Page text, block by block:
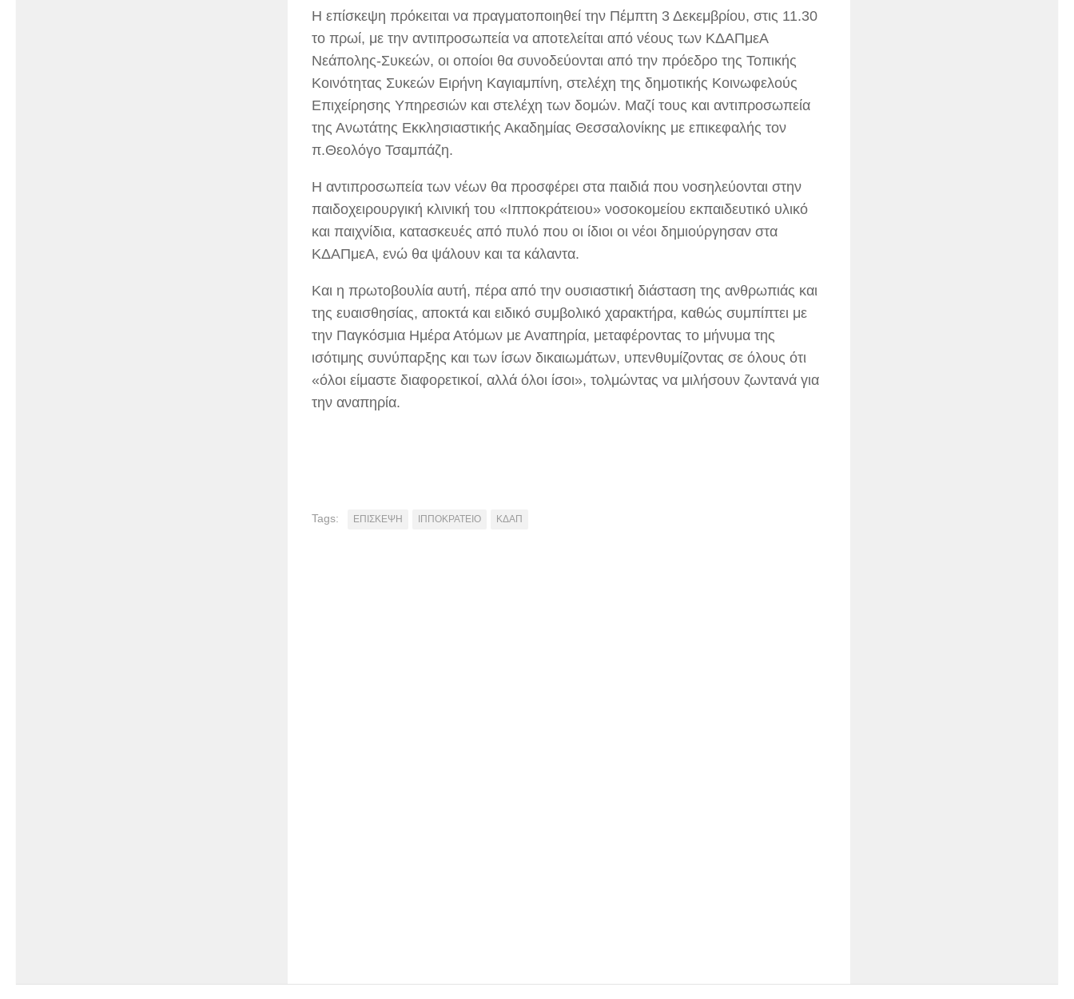
Η επίσκεψη πρόκειται να πραγματοποιηθεί την Πέμπτη 3 Δεκεμβρίου, στις 11.30
το πρωί, με την αντιπροσωπεία να αποτελείται από νέους των ΚΔΑΠμεΑ
Νεάπολης-Συκεών, οι οποίοι θα συνοδεύονται από την πρόεδρο της Τοπικής
Κοινότητας Συκεών Ειρήνη Καγιαμπίνη, στελέχη της δημοτικής Κοινωφελούς
Επιχείρησης Υπηρεσιών και στελέχη των δομών. Μαζί τους και αντιπροσωπεία
της Ανωτάτης Εκκλησιαστικής Ακαδημίας Θεσσαλονίκης με επικεφαλής τον
π.Θεολόγο Τσαμπάζη.
Η αντιπροσωπεία των νέων θα προσφέρει στα παιδιά που νοσηλεύονται στην
παιδοχειρουργική κλινική του «Ιπποκράτειου» νοσοκομείου εκπαιδευτικό υλικό
και παιχνίδια, κατασκευές από πυλό που οι ίδιοι οι νέοι δημιούργησαν στα
ΚΔΑΠμεΑ, ενώ θα ψάλουν και τα κάλαντα.
Και η πρωτοβουλία αυτή, πέρα από την ουσιαστική διάσταση της ανθρωπιάς και
της ευαισθησίας, αποκτά και ειδικό συμβολικό χαρακτήρα, καθώς συμπίπτει με
την Παγκόσμια Ημέρα Ατόμων με Αναπηρία, μεταφέροντας το μήνυμα της
ισότιμης συνύπαρξης και των ίσων δικαιωμάτων, υπενθυμίζοντας σε όλους ότι
«όλοι είμαστε διαφορετικοί, αλλά όλοι ίσοι», τολμώντας να μιλήσουν ζωντανά για
την αναπηρία.
Tags: ΕΠΙΣΚΕΨΗ ΙΠΠΟΚΡΑΤΕΙΟ ΚΔΑΠ